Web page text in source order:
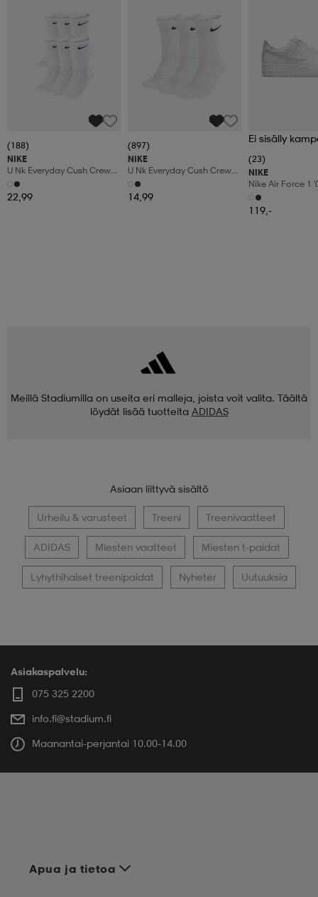
(188)
NIKE
U Nk Everyday Cush Crew
6pr-Bd
22,99
(897)
NIKE
U Nk Everyday Cush Crew
3pr
14,99
Ei sisälly
(23)
NIKE
Nike Air Force 1
Shoes
119,-
Meillä Stadiumilla on useita eri malleja, joista voit valita. Täältä
löydät lisää tuotteita ADIDAS
Asiaan liittyvä sisältö
Urheilu & varusteet Treeni Treenivaatteet
ADIDAS Miesten vaatteet Miesten t-paidat
Lyhythihaiset treenipaidat Nyheter Uutuuksia
Asiakaspalvelu:
075 325 2200
info.fi@stadium.fi
Maanantai-perjantai 10.00-14.00
Apua ja tietoa